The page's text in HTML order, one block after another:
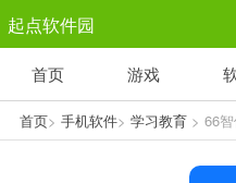
起点软件园
塔防游戏
1千+款游戏
1万
赛
首页 游戏
首页> 手机软件> 学习教育> 66智